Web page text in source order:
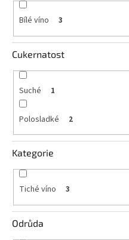
Bílé víno 3
Cukernatost
Suché 1
Polosladké 2
Kategorie
Tiché víno 3
Odrůda